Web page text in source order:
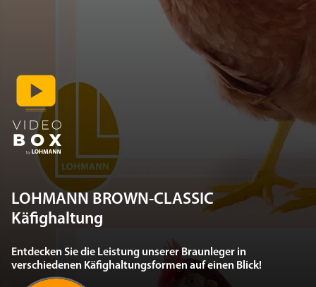
LOHMANN BROWN-CLASSIC
Käfighaltung
Entdecken Sie die Leistung unserer Braunleger in
verschiedenen Käfighaltungsformen auf einen Blick!